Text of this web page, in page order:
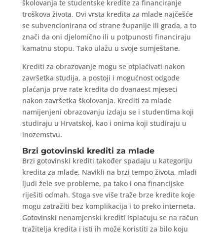
školovanja te studentske kredite za financiranje
troškova života. Ovi vrsta kredita za mlade najčešće
se subvencionirana od strane županije ili grada, a to
znači da oni djelomično ili u potpunosti financiraju
kamatnu stopu. Tako ulažu u svoje sumještane.
Krediti za obrazovanje mogu se otplaćivati nakon
završetka studija, a postoji i mogućnost odgode
plaćanja prve rate kredita do dvanaest mjeseci
nakon završetka školovanja. Krediti za mlade
namijenjeni obrazovanju izdaju se i studentima koji
studiraju u Hrvatskoj, kao i onima koji studiraju u
inozemstvu.
Brzi gotovinski krediti za mlade
Brzi gotovinski krediti također spadaju u kategoriju
kredita za mlade. Navikli na brzi tempo života, mladi
ljudi žele sve probleme, pa tako i ona financijske
riješiti odmah. Stoga sve više traže brze kredite koje
mogu zatražiti bez komplikacija i to preko interneta.
Gotovinski nenamjenski krediti isplaćuju se na račun
tražitelja kredita i isti ih može koristiti za bilo koju